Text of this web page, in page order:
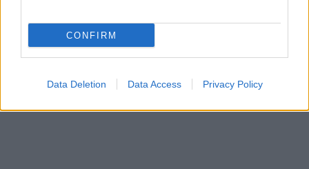
CONFIRM
Data Deletion Data Access Privacy Policy